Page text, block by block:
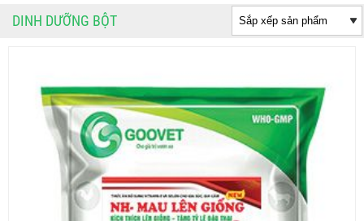
DINH DƯỠNG BỘT